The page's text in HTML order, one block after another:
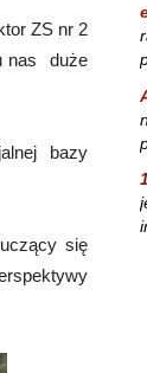
ZS nr 2
nas duże
bazy
się